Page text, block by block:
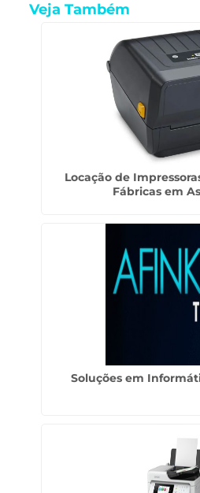
Veja Também
Locação de
Fábricas em
Soluções em